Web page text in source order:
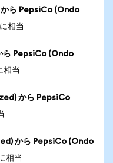
ら PepsiCo (Ondo
相当
PepsiCo (Ondo
相当
から PepsiCo
から PepsiCo (Ondo
相当